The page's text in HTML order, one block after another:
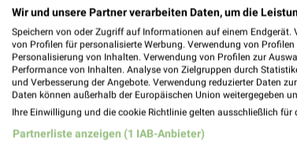
Wir und unsere Partner verarbeiten Daten, um die
Speichern von oder Zugriff auf Informationen auf einem Endgerät.
von Profilen für personalisierte Werbung. Verwendung von
Personalisierung von Inhalten. Verwendung von Profilen zur
Performance von Inhalten. Analyse von Zielgruppen durch
und Verbesserung der Angebote. Verwendung reduzierter Daten
Daten können außerhalb der Europäischen Union weitergegeben
Ihre Einwilligung und die cookie Richtlinie gelten ausschließlich für
Partnerliste anzeigen (1 IAB-Anbieter)